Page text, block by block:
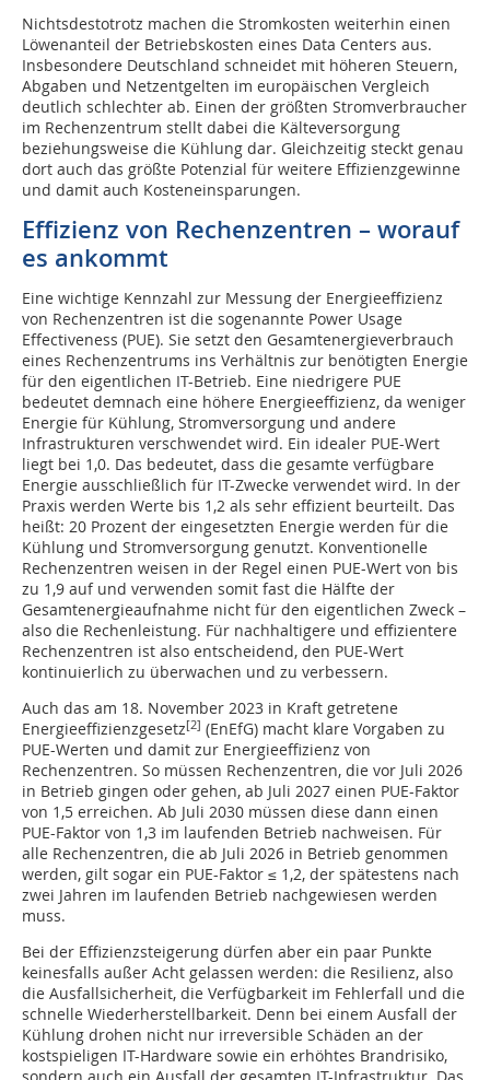
Nichtsdestotrotz machen die Stromkosten weiterhin einen
Löwenanteil der Betriebskosten eines Data Centers aus.
Insbesondere Deutschland schneidet mit höheren Steuern,
Abgaben und Netzentgelten im europäischen Vergleich
deutlich schlechter ab. Einen der größten Stromverbraucher
im Rechenzentrum stellt dabei die Kälteversorgung
beziehungsweise die Kühlung dar. Gleichzeitig steckt genau
dort auch das größte Potenzial für weitere Effizienzgewinne
und damit auch Kosteneinsparungen.
Effizienz von Rechenzentren – ­worauf
es ankommt
Eine wichtige Kennzahl zur Messung der Energieeffizienz
von Rechenzentren ist die sogenannte Power Usage
Effectiveness (PUE). Sie setzt den Gesamtenergieverbrauch
eines Rechenzentrums ins Verhältnis zur benötigten Energie
für den eigentlichen IT-Betrieb. Eine niedrigere PUE
bedeutet demnach eine höhere Energieeffizienz, da weniger
Energie für Kühlung, Stromversorgung und andere
Infrastrukturen verschwendet wird. Ein idealer PUE-Wert
liegt bei 1,0. Das bedeutet, dass die gesamte verfügbare
Energie ausschließlich für IT-Zwecke verwendet wird. In der
Praxis werden Werte bis 1,2 als sehr effizient beurteilt. Das
heißt: 20 Prozent der eingesetzten Energie werden für die
Kühlung und Stromversorgung genutzt. Konventionelle
Rechenzentren weisen in der Regel einen PUE-Wert von bis
zu 1,9 auf und verwenden somit fast die Hälfte der
Gesamtenergieaufnahme nicht für den eigentlichen Zweck –
also die Rechenleistung. Für nachhaltigere und effizientere
Rechenzentren ist also entscheidend, den PUE-Wert
kontinuierlich zu überwachen und zu verbessern.
Auch das am 18. November 2023 in Kraft getretene
Energieeffizienzgesetz[2] (EnEfG) macht klare Vorgaben zu
PUE-Werten und damit zur Energieeffizienz von
Rechenzentren. So müssen Rechenzentren, die vor Juli 2026
in Betrieb gingen oder gehen, ab Juli 2027 einen PUE-Faktor
von 1,5 erreichen. Ab Juli 2030 müssen diese dann einen
PUE-Faktor von 1,3 im laufenden Betrieb nachweisen. Für
alle Rechenzentren, die ab Juli 2026 in Betrieb genommen
werden, gilt sogar ein PUE-Faktor ≤ 1,2, der spätestens nach
zwei Jahren im laufenden Betrieb nachgewiesen werden
muss.
Bei der Effizienzsteigerung dürfen aber ein paar Punkte
keinesfalls außer Acht gelassen werden: die Resilienz, also
die Ausfallsicherheit, die Verfügbarkeit im Fehlerfall und die
schnelle Wiederherstellbarkeit. Denn bei einem Ausfall der
Kühlung drohen nicht nur irreversible Schäden an der
kostspieligen IT-Hardware sowie ein erhöhtes Brandrisiko,